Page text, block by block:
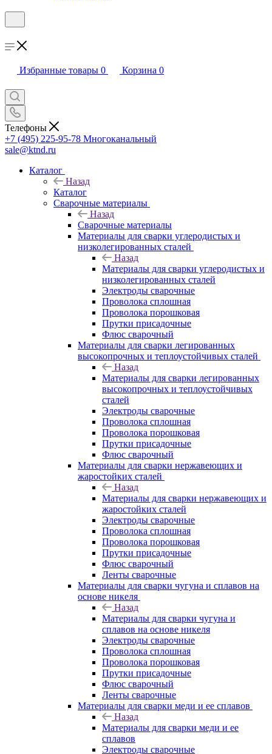
Избранные товары 0 Корзина 0
Телефоны
+7 (495) 225-95-78 Многоканальный
sale@ktnd.ru
Каталог
Назад
Каталог
Сварочные материалы
Назад
Сварочные материалы
Материалы для сварки углеродистых и
низколегированных сталей
Назад
Материалы для сварки углеродистых и
низколегированных сталей
Электроды сварочные
Проволока сплошная
Проволока порошковая
Прутки присадочные
Флюс сварочный
Материалы для сварки легированных
высокопрочных и теплоустойчивых сталей
Назад
Материалы для сварки легированных
высокопрочных и теплоустойчивых
сталей
Электроды сварочные
Проволока сплошная
Проволока порошковая
Прутки присадочные
Флюс сварочный
Материалы для сварки нержавеющих и
жаростойких сталей
Назад
Материалы для сварки нержавеющих и
жаростойких сталей
Электроды сварочные
Проволока сплошная
Проволока порошковая
Прутки присадочные
Флюс сварочный
Ленты сварочные
Материалы для сварки чугуна и сплавов на
основе никеля
Назад
Материалы для сварки чугуна и
сплавов на основе никеля
Электроды сварочные
Проволока сплошная
Проволока порошковая
Прутки присадочные
Флюс сварочный
Ленты сварочные
Материалы для сварки меди и ее сплавов
Назад
Материалы для сварки меди и ее
сплавов
Электроды сварочные